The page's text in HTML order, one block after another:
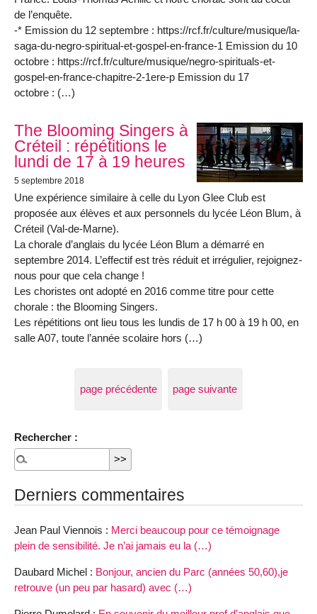
de l’enquête.
-* Emission du 12 septembre : https://rcf.fr/culture/musique/la-
saga-du-negro-spiritual-et-gospel-en-france-1 Emission du 10
octobre : https://rcf.fr/culture/musique/negro-spirituals-et-
gospel-en-france-chapitre-2-1ere-p Emission du 17
octobre : (…)
The Blooming Singers à
Créteil : répétitions le
lundi de 17 à 19 heures
5 septembre 2018
Une expérience similaire à celle du Lyon Glee Club est
proposée aux élèves et aux personnels du lycée Léon Blum, à
Créteil (Val-de-Marne).
La chorale d’anglais du lycée Léon Blum a démarré en
septembre 2014. L’effectif est très réduit et irrégulier, rejoignez-
nous pour que cela change !
Les choristes ont adopté en 2016 comme titre pour cette
chorale : the Blooming Singers.
Les répétitions ont lieu tous les lundis de 17 h 00 à 19 h 00, en
salle A07, toute l’année scolaire hors (…)
page précédente page suivante
Rechercher :
Derniers commentaires
Jean Paul Viennois : Merci beaucoup pour ce témoignage
plein de sensibilité. Je n’ai jamais eu la (…)
Daubard Michel : Bonjour, ancien du Parc (années 50,60),je
retrouve (un peu par hasard) avec (…)